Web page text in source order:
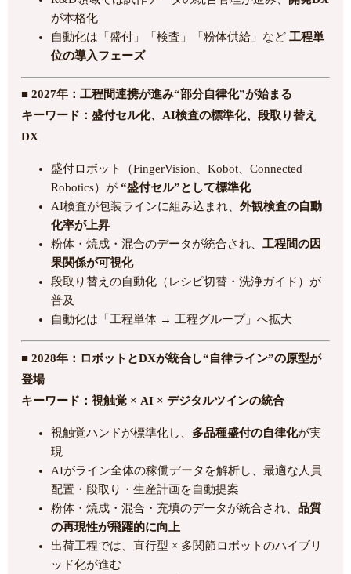
が本格化
自動化は「盛付」「検査」「粉体供給」など 工程単
位の導入フェーズ
■ 2027年：工程間連携が進み“部分自律化”が始まる
キーワード：盛付セル化、AI検査の標準化、段取り替え
DX
盛付ロボット（FingerVision、Kobot、Connected
Robotics）が “盛付セル”として標準化
AI検査が包装ラインに組み込まれ、 外観検査の自動
化率が上昇
粉体・焼成・混合のデータが統合され、 工程間の因
果関係が可視化
段取り替えの自動化（レシピ切替・洗浄ガイド）が
普及
自動化は「工程単体 → 工程グループ」へ拡大
■ 2028年：ロボットとDXが統合し“自律ライン”の原型が
登場
キーワード：視触覚 × AI × デジタルツインの統合
視触覚ハンドが標準化し、 多品種盛付の自律化が実
現
AIがライン全体の稼働データを解析し、最適な人員
配置・段取り・生産計画を自動提案
粉体・焼成・混合・充填のデータが統合され、 品質
の再現性が飛躍的に向上
出荷工程では、直行型 × 多関節ロボットのハイブリ
ッド化が進む